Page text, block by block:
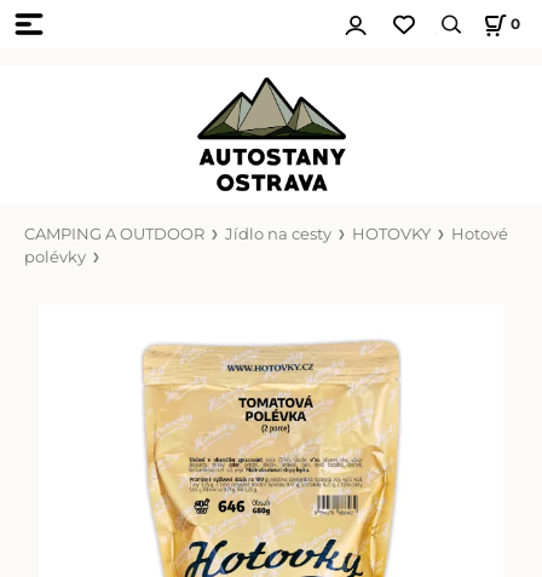
0
CAMPING A OUTDOOR Jídlo na cesty HOTOVKY
Hotové
polévky